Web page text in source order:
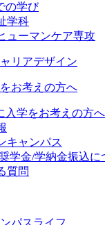
の学び
学科
ューマンケア専攻
リアデザイン
お考えの方へ
入学をお考えの方へ
キャンパス
学金/学納金振込に
質問